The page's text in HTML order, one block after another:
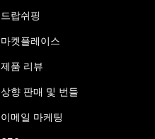
드랍쉬핑
마켓플레이스
제품 리뷰
상향 판매 및 번들
이메일 마케팅